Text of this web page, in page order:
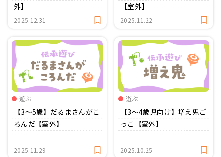
外】
2025.12.31
【室外】
2025.11.22
遊ぶ
【3〜5歳】だるまさんがこ
ろんだ【室外】
2025.11.29
遊ぶ
【3〜4歳児向け】増え鬼ご
っこ【室外】
2025.10.25